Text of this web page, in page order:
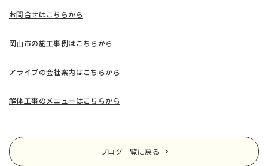
お問合せはこちらから
岡山市の施工事例はこちらから
アライブの会社案内はこちらから
解体工事のメニューはこちらから
ブログ一覧に戻る